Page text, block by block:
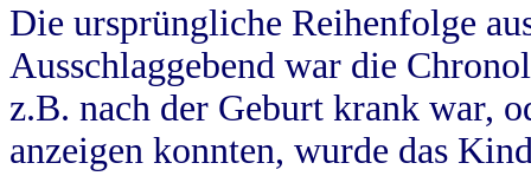
Die ursprüngliche Reihenfolge
Ausschlaggebend war die
z.B. nach der Geburt krank war,
anzeigen konnten, wurde das